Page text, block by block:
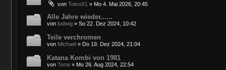
von ToivoX1 » Mo 4. Mai 2026, 20:45
Alle Jahre wieder......
von ludwig » So 22. Dez 2024, 10:42
Teile verchromen
von Michael » Do 19. Dez 2024, 21:04
Katana Kombi von 1981
von Torte » Mo 26. Aug 2024, 22:54